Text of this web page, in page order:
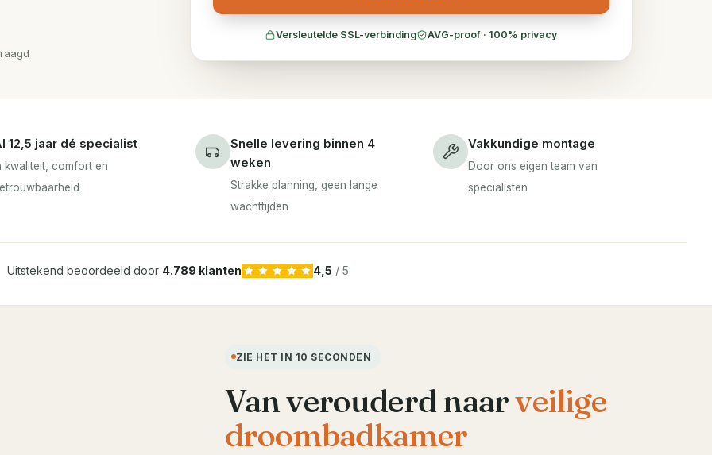
Versleutelde SSL-verbinding AVG-proof · 100% privacy
12,5 jaar dé specialist
kwaliteit, comfort en
Snelle levering binnen 4
weken
Strakke planning, geen lange
wachttijden
Vakkundige montage
Door ons eigen team van
specialisten
Uitstekend beoordeeld door 4.789 klanten 4,5 / 5
ZIE HET IN 10 SECONDEN
Van verouderd naarveilige
droombadkamer